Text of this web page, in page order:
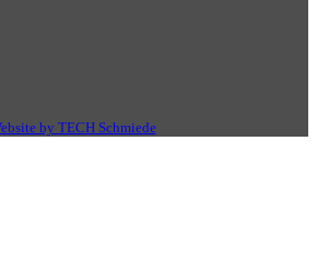
by TECH Schmiede